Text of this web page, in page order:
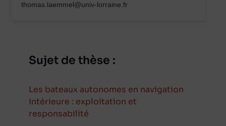
thomas.laemmel@univ-lorraine.fr
Sujet de thèse :
Les bateaux autonomes en navigation
intérieure : exploitation et
responsabilité